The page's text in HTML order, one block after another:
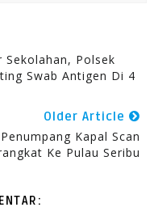
Sekolahan, Polsek
Swab Antigen Di 4
Older Article
Kapal Scan
Ke Pulau Seribu